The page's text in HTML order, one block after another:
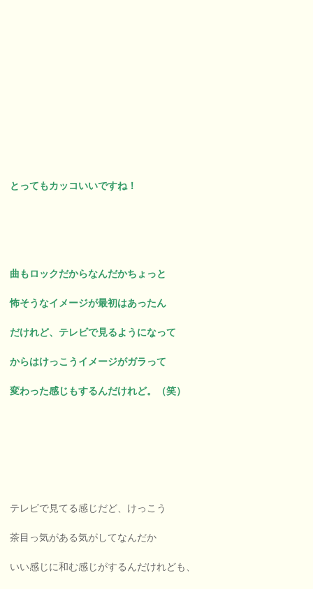
とってもカッコいいですね！
曲もロックだからなんだかちょっと
怖そうなイメージが最初はあったん
だけれど、テレビで見るようになって
からはけっこうイメージがガラって
変わった感じもするんだけれど。（笑）
テレビで見てる感じだど、けっこう
茶目っ気がある気がしてなんだか
いい感じに和む感じがするんだけれども、